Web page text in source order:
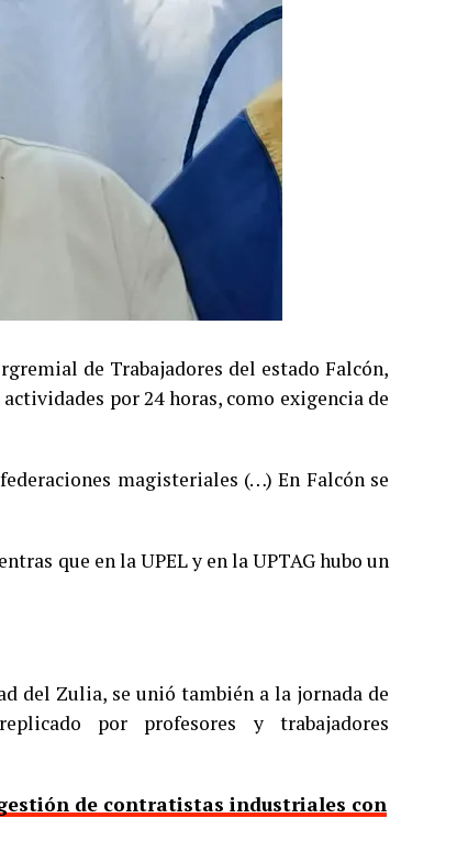
de Trabajadores del estado Falcón,
por 24 horas, como exigencia de
magisteriales (…) En Falcón se
que en la UPEL y en la UPTAG hubo un
del Zulia, se unió también a la jornada de
por profesores y trabajadores
de contratistas industriales con